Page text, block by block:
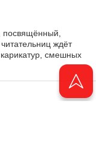
посвящённый,
смешных